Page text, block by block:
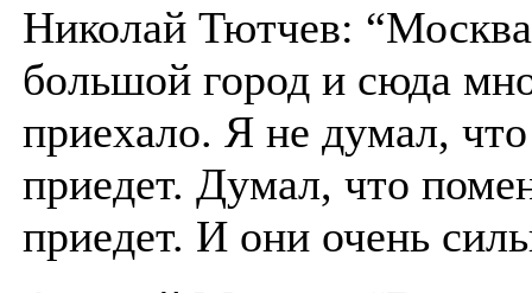
Николай Тютчев:
большой город и сюда
приехало. Я не думал,
приедет. Думал, что
приедет. И они очень